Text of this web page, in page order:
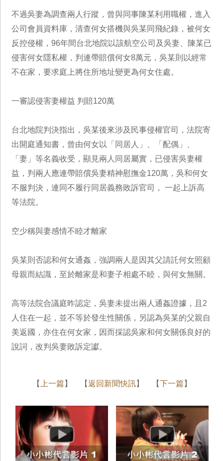
不過吳妻為調查兩人行蹤，曾與同事陳某利用職權，進入
公司會員資料庫，清查何女搭機與吳某同飛紀錄，被何女
反控侵權，96年間台北地院以該航空公司及吳妻、陳某已
侵害何女隱私權，判連帶賠償何女8萬元，吳某則以經常
不在家，要求庭上將住所地址變更為何女住處。
一審認侵害妻權益 判賠120萬
台北地院判決指出，吳某後來涉及民事侵權官司，法院寄
出開庭通知書，曾由何女以「同居人」、「配偶」、
「妻」等名義收受，顯見兩人同居屬實，已侵害吳妻權
益，判兩人應連帶賠償吳妻精神慰撫金120萬，吳和何女
不服判決，連同不履行同居義務敗訴官司， 一起上訴高
等法院。
空少稱與妻感情不睦才離家
吳某則否認和何女通姦，強調兩人是因其父請託何女照顧
母親而結識，至於離家是和妻子相處不睦，與何女無關。
高等法院合議庭昨認定，吳妻未提出兩人通姦證據，且2
人住在一起，並不等於發生性關係，另認為吳某的父親自
美返國，亦住在何女家，因而採認吳家和何女關係良好的
說詞，改判吳妻敗訴定讞。
【 上一篇 】 【返回新聞快訊】 【下一篇 】